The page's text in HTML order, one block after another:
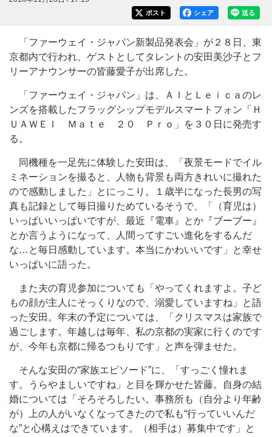
送る
シェア
ポスト
「ファーウェイ・ジャパン新製品発表会」が２８日、東
京都内で行われ、ゲストとしてタレントの安田美沙子とフ
リーアナウンサーの皆藤愛子が出席した。
「ファーウェイ・ジャパン」は、ＡＩとＬｅｉｃａのレ
ンズを搭載したフラッグシップモデルスマートフォン「Ｈ
ＵＡＷＥＩ Ｍａｔｅ ２０ Ｐｒｏ」を３０日に発売す
る。
同機種を一足先に体験した安田は、「夜景モードでイル
ミネーションを撮ると、人物も背景も両方きれいに撮れた
ので感動しました」とにっこり。１歳半になった長男の写
真も記録として毎日撮りためているそうで、「（育児は）
いっぱいいっぱいですが、最近『電車』とか『ブーブー』
とか言うようになって、人間ってすごい進化をするんだ
な…と毎日感動しています。本当にかわいいです」と幸せ
いっぱいに語った。
また夫の育児参加についても「やってくれますよ。子ど
もの顔が主人にそっくりなので、溺愛していますね」と語
った安田。年末の予定については、「クリスマスは家族で
過ごします。年越しは毎年、私の京都の実家に行くのです
が、今年も京都に帰るつもりです」と声を弾ませた。
そんな安田の“家族エピソード”に、「すっごく憧れま
す。うらやましいですね」と目を輝かせた皆藤。自身の結
婚については「そろそろしたい。事務所も（自分より年齢
が）上の人がいなくなってきたので私も“行っていいんだ
な”と心構えはできています。（相手は）募集中です」と